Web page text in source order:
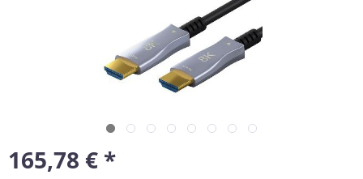
165,78 € *